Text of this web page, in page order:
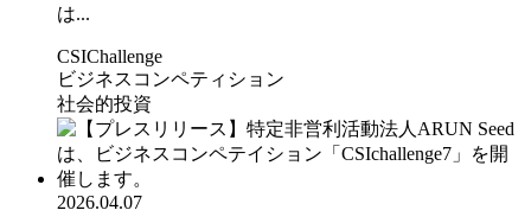
は...
CSIChallenge
ビジネスコンペティション
社会的投資
2026.04.07